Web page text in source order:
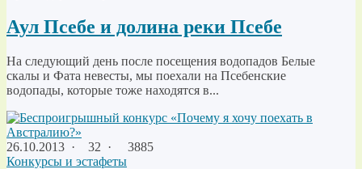
Аул Псебе и долина реки Псебе
На следующий день после посещения водопадов Белые
скалы и Фата невесты, мы поехали на Псебенские
водопады, которые тоже находятся в...
26.10.2013 · 32 ·
3885
Конкурсы и эстафеты